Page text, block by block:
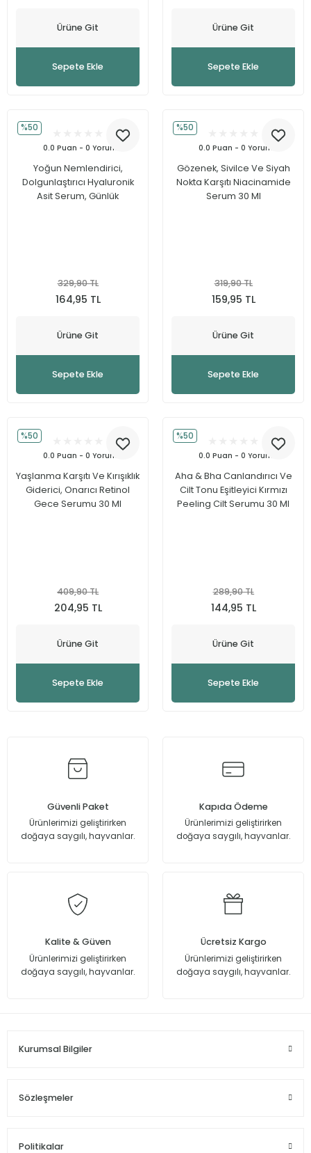
Ürüne Git
Sepete Ekle
Ürüne Git
Sepete Ekle
%50
0.0 Puan - 0 Yorum
Yoğun Nemlendirici,
Dolgunlaştırıcı Hyaluronik
Asit Serum, Günlük
329,90 TL
164,95 TL
Ürüne Git
Sepete Ekle
%50
0.0 Puan - 0 Yorum
Gözenek, Sivilce Ve Siyah
Nokta Karşıtı Niacinamide
Serum 30 Ml
319,90 TL
159,95 TL
Ürüne Git
Sepete Ekle
%50
0.0 Puan - 0 Yorum
Yaşlanma Karşıtı Ve Kırışıklık
Giderici, Onarıcı Retinol
Gece Serumu 30 Ml
409,90 TL
204,95 TL
Ürüne Git
Sepete Ekle
%50
0.0 Puan - 0 Yorum
Aha & Bha Canlandırıcı Ve
Cilt Tonu Eşitleyici Kırmızı
Peeling Cilt Serumu 30 Ml
289,90 TL
144,95 TL
Ürüne Git
Sepete Ekle
Güvenli Paket
Ürünlerimizi geliştirirken
doğaya saygılı, hayvanlar.
Kapıda Ödeme
Ürünlerimizi geliştirirken
doğaya saygılı, hayvanlar.
Kalite & Güven
Ürünlerimizi geliştirirken
doğaya saygılı, hayvanlar.
Ücretsiz Kargo
Ürünlerimizi geliştirirken
doğaya saygılı, hayvanlar.
Kurumsal Bilgiler
Sözleşmeler
Politikalar